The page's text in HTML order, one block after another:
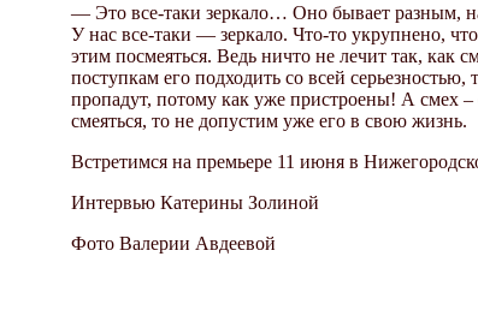
— Это все-таки зеркало… Оно бывает разным,
У нас все-таки — зеркало. Что-то укрупнено,
этим посмеяться. Ведь ничто не лечит так, как
поступкам его подходить со всей
пропадут, потому как уже пристроены! А смех
смеяться, то не допустим уже его в свою жизнь.
Встретимся на премьере 11 июня в
Интервью Катерины Золиной
Фото Валерии Авдеевой